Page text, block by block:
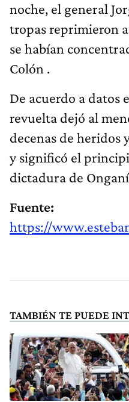
noche, el general
tropas reprimieron
se habían
Colón .
De acuerdo a datos
revuelta dejó al
decenas de heridos
y significó el
dictadura de
Fuente:
https://
TAMBIÉN TE PUEDE